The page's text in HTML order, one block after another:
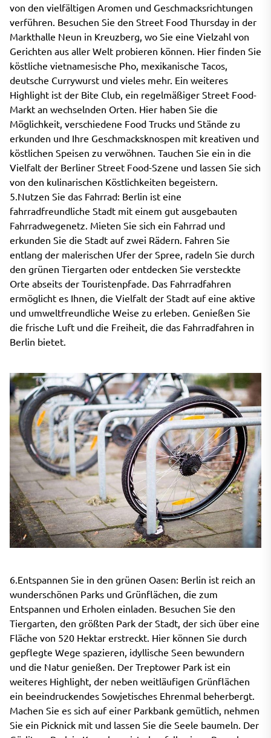
von den vielfältigen Aromen und Geschmacksrichtungen
verführen. Besuchen Sie den Street Food Thursday in der
Markthalle Neun in Kreuzberg, wo Sie eine Vielzahl von
Gerichten aus aller Welt probieren können. Hier finden Sie
köstliche vietnamesische Pho, mexikanische Tacos,
deutsche Currywurst und vieles mehr. Ein weiteres
Highlight ist der Bite Club, ein regelmäßiger Street Food-
Markt an wechselnden Orten. Hier haben Sie die
Möglichkeit, verschiedene Food Trucks und Stände zu
erkunden und Ihre Geschmacksknospen mit kreativen und
köstlichen Speisen zu verwöhnen. Tauchen Sie ein in die
Vielfalt der Berliner Street Food-Szene und lassen Sie sich
von den kulinarischen Köstlichkeiten begeistern.
5.Nutzen Sie das Fahrrad: Berlin ist eine
fahrradfreundliche Stadt mit einem gut ausgebauten
Fahrradwegenetz. Mieten Sie sich ein Fahrrad und
erkunden Sie die Stadt auf zwei Rädern. Fahren Sie
entlang der malerischen Ufer der Spree, radeln Sie durch
den grünen Tiergarten oder entdecken Sie versteckte
Orte abseits der Touristenpfade. Das Fahrradfahren
ermöglicht es Ihnen, die Vielfalt der Stadt auf eine aktive
und umweltfreundliche Weise zu erleben. Genießen Sie
die frische Luft und die Freiheit, die das Fahrradfahren in
Berlin bietet.
6.Entspannen Sie in den grünen Oasen: Berlin ist reich an
wunderschönen Parks und Grünflächen, die zum
Entspannen und Erholen einladen. Besuchen Sie den
Tiergarten, den größten Park der Stadt, der sich über eine
Fläche von 520 Hektar erstreckt. Hier können Sie durch
gepflegte Wege spazieren, idyllische Seen bewundern
und die Natur genießen. Der Treptower Park ist ein
weiteres Highlight, der neben weitläufigen Grünflächen
ein beeindruckendes Sowjetisches Ehrenmal beherbergt.
Machen Sie es sich auf einer Parkbank gemütlich, nehmen
Sie ein Picknick mit und lassen Sie die Seele baumeln. Der